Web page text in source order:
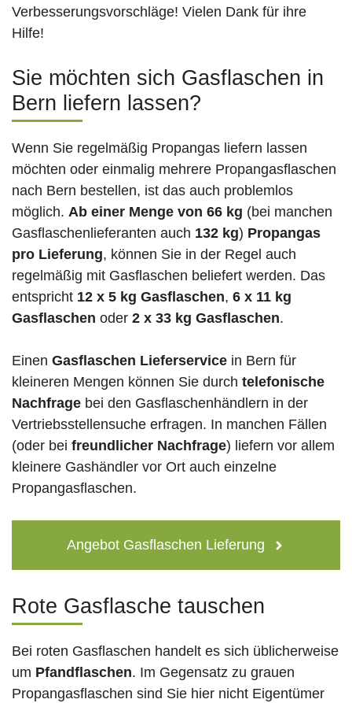
Verbesserungsvorschläge! Vielen Dank für ihre
Hilfe!
Sie möchten sich Gasflaschen in
Bern liefern lassen?
Wenn Sie regelmäßig Propangas liefern lassen
möchten oder einmalig mehrere Propangasflaschen
nach Bern bestellen, ist das auch problemlos
möglich. Ab einer Menge von 66 kg (bei manchen
Gasflaschenlieferanten auch 132 kg) Propangas
pro Lieferung, können Sie in der Regel auch
regelmäßig mit Gasflaschen beliefert werden. Das
entspricht 12 x 5 kg Gasflaschen, 6 x 11 kg
Gasflaschen oder 2 x 33 kg Gasflaschen.
Einen Gasflaschen Lieferservice in Bern für
kleineren Mengen können Sie durch telefonische
Nachfrage bei den Gasflaschenhändlern in der
Vertriebsstellensuche erfragen. In manchen Fällen
(oder bei freundlicher Nachfrage) liefern vor allem
kleinere Gashändler vor Ort auch einzelne
Propangasflaschen.
Angebot Gasflaschen Lieferung
Rote Gasflasche tauschen
Bei roten Gasflaschen handelt es sich üblicherweise
um Pfandflaschen. Im Gegensatz zu grauen
Propangasflaschen sind Sie hier nicht Eigentümer